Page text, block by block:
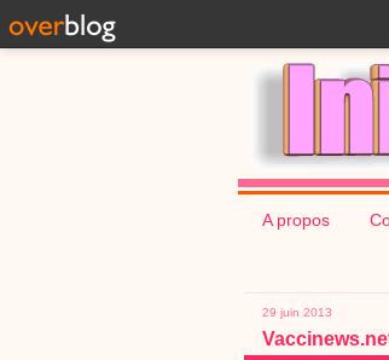
A propos
29 juin 2013